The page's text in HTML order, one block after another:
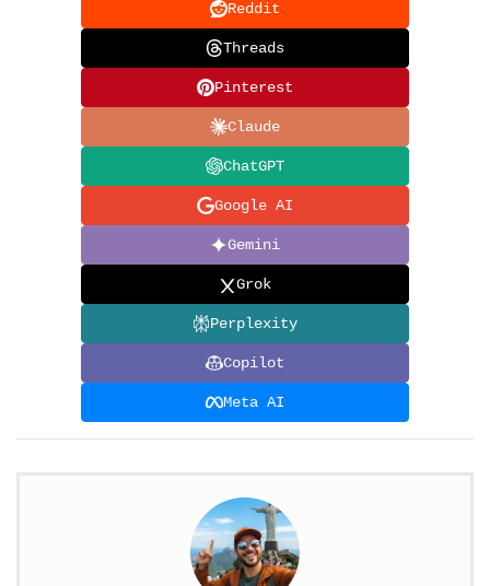
Reddit
Threads
Pinterest
Claude
ChatGPT
Google AI
Gemini
Grok
Perplexity
Copilot
Meta AI